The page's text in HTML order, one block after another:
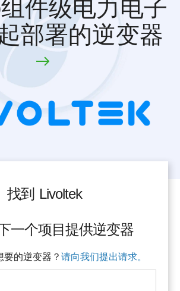
件级电力电子
部署的逆变器
找到 Livoltek
一个项目提供逆变器
要的逆变器？ 请向我们提出请求。